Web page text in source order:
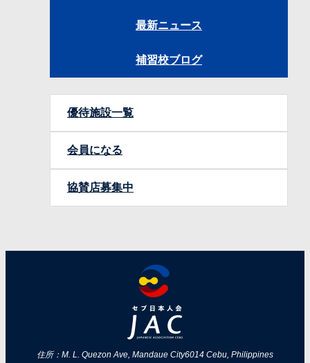
最新ニュース
補習校ブログ
優待施設一覧
会員になる
協賛店募集中
住所：M. L. Quezon Ave, Mandaue City6014 Cebu, Philippines